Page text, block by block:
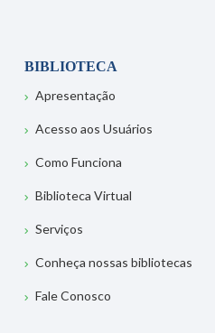
BIBLIOTECA
Apresentação
Acesso aos Usuários
Como Funciona
Biblioteca Virtual
Serviços
Conheça nossas bibliotecas
Fale Conosco